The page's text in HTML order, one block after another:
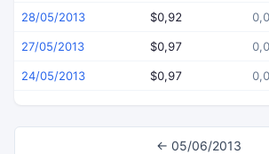
28/05/2013 $0,92
27/05/2013 $0,97
24/05/2013 $0,97
← 05/06/2013